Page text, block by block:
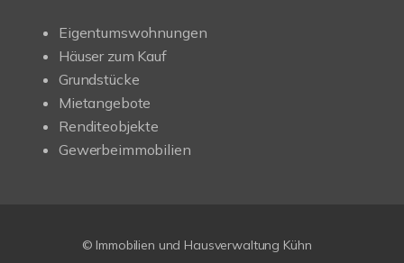
Eigentumswohnungen
Häuser zum Kauf
Grundstücke
Mietangebote
Renditeobjekte
Gewerbeimmobilien
© Immobilien und Hausverwaltung Kühn